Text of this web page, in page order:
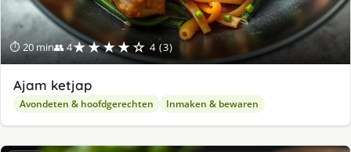
⏱ 20 min👥 4★★★★☆ 4 (3)
Ajam ketjap
Avondeten & hoofdgerechten Inmaken & bewaren